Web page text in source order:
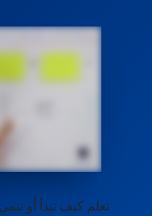
تعلم كيف تبدأ أو